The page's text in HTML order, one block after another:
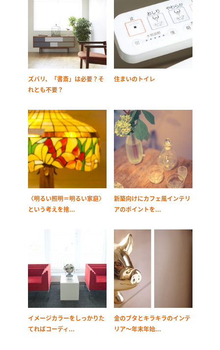
ズバリ、「書斎」は必要？そ
れとも不要？
住まいのトイレ
〈明るい照明＝明るい家庭〉
という考えを捨...
新築向けにカフェ風インテリ
アのポイントを...
イメージカラーをしっかりた
てればコーディ...
金のブタとキラキラのインテ
リア～年末年始...